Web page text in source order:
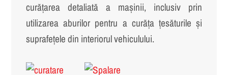
curățarea detaliată a mașinii, inclusiv prin
utilizarea aburilor pentru a curăța țesăturile și
suprafețele din interiorul vehiculului.